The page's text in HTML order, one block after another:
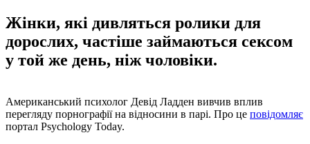
Жінки, які дивляться ролики для
дорослих, частіше займаються сексом
у той же день, ніж чоловіки.
Американський психолог Девід Ладден вивчив вплив
перегляду порнографії на відносини в парі. Про це повідомляє
портал Psychology Today.